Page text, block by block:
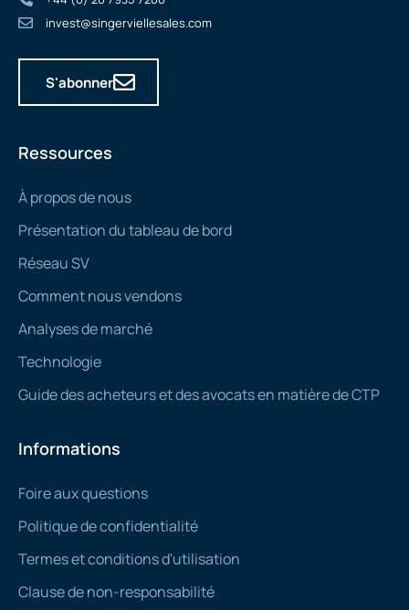
Ressources
À propos de nous
Présentation du tableau de bord
Réseau SV
Comment nous vendons
Analyses de marché
Technologie
Guide des acheteurs et des avocats en matière de CTP
Informations
Foire aux questions
Politique de confidentialité
Termes et conditions d'utilisation
Clause de non-responsabilité
invest@singerviellesales.com
S'abonner